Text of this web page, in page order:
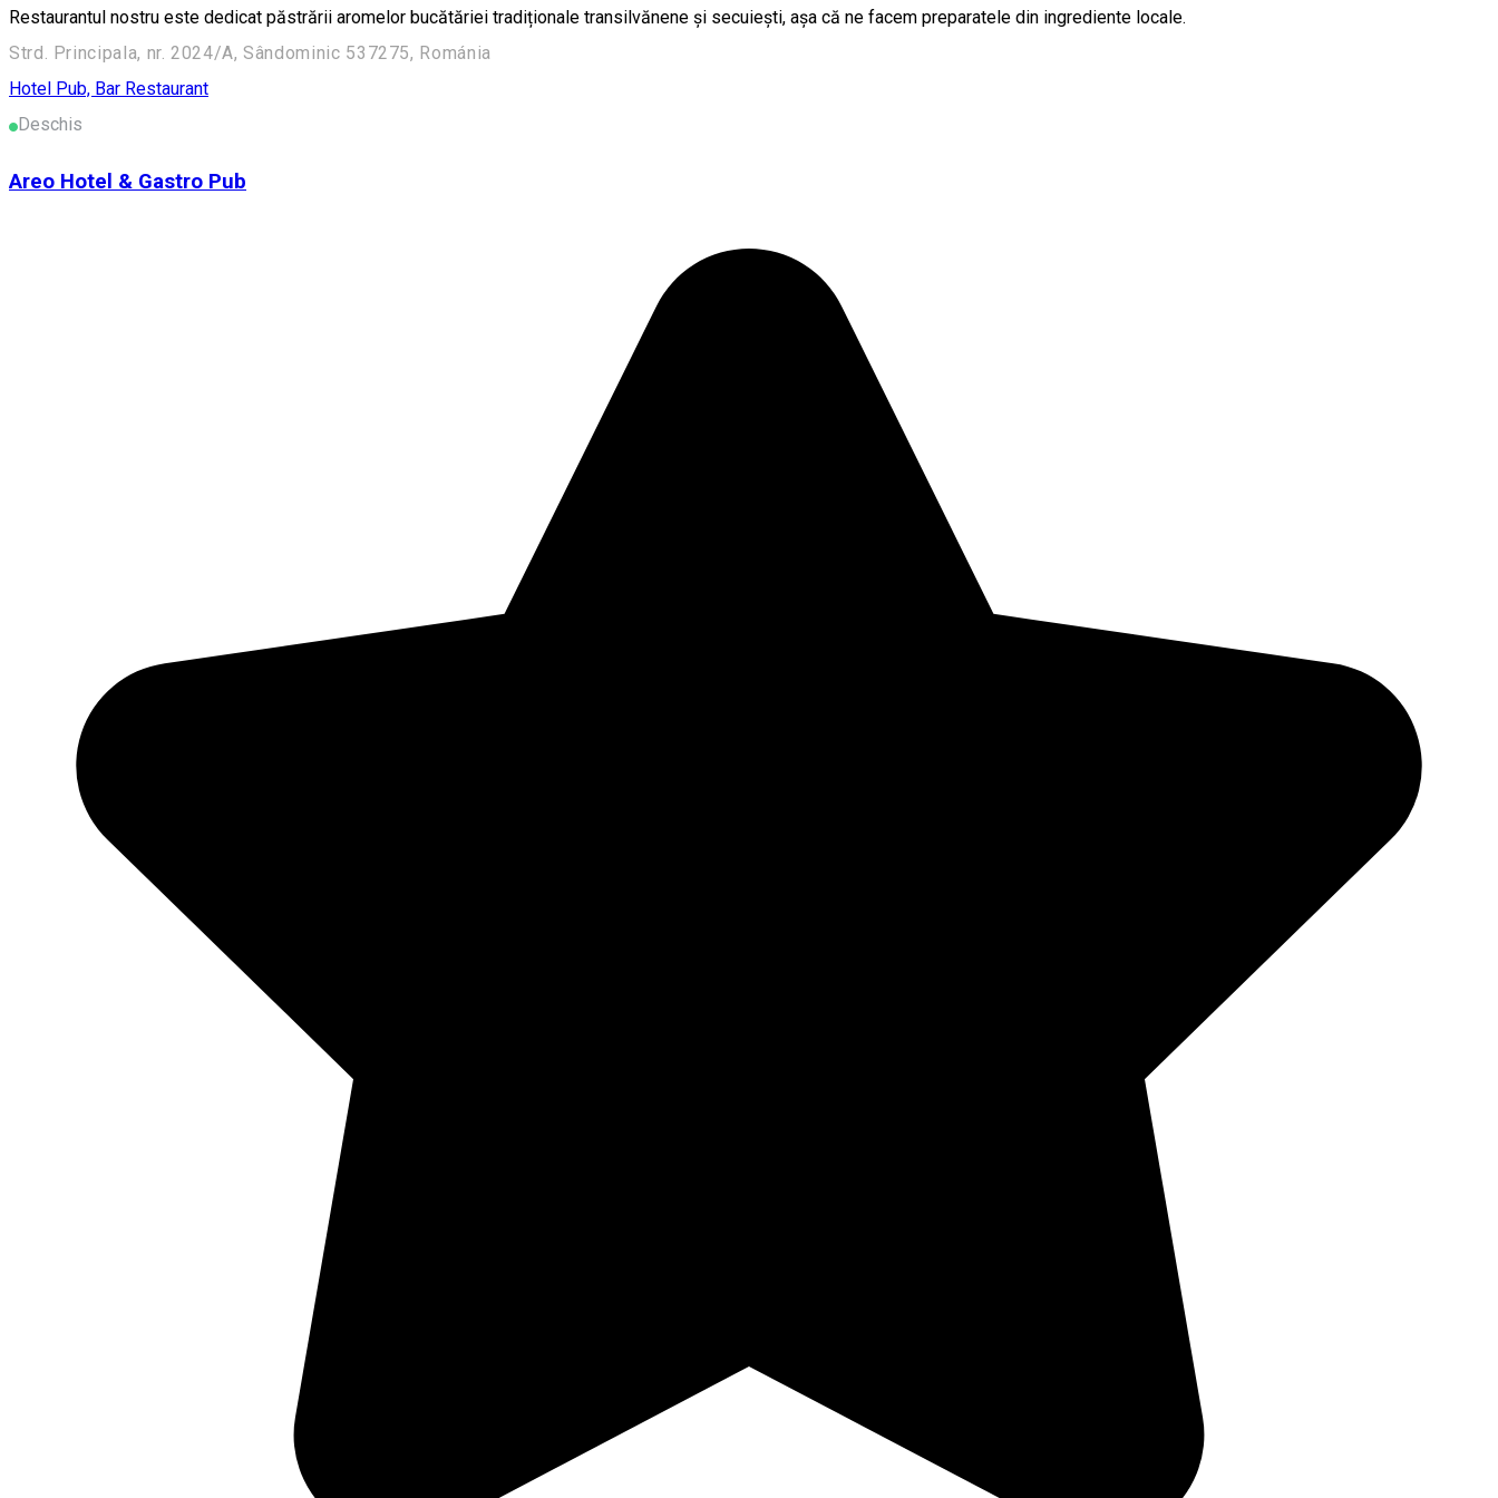
Restaurantul nostru este dedicat păstrării aromelor bucătăriei tradiționale transilvănene și secuiești, așa că ne facem preparatele din ingrediente locale.
Strd. Principala, nr. 2024/A, Sândominic 537275, Románia
Hotel Pub, Bar Restaurant
Deschis
Areo Hotel & Gastro Pub